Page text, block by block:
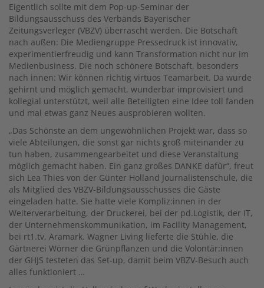
Eigentlich sollte mit dem Pop-up-Seminar der
Bildungsausschuss des Verbands Bayerischer
Zeitungsverleger (VBZV) überrascht werden. Die Botschaft
nach außen: Die Mediengruppe Pressedruck ist innovativ,
experimentierfreudig und kann Transformation nicht nur im
Medienbusiness. Die noch schönere Botschaft, besonders
nach innen: Wir können richtig virtuos Teamarbeit. Da wurde
gehirnt und möglich gemacht, wunderbar improvisiert und
kollegial unterstützt, weil alle Beteiligten eine Idee toll fanden
und mal etwas ganz Neues ausprobieren wollten.
„Das Schönste an dem ungewöhnlichen Projekt war, dass so
viele Abteilungen, die sonst gar nichts groß miteinander zu
tun haben, zusammengearbeitet und diese Veranstaltung
möglich gemacht haben. Ein ganz großes DANKE dafür“, freut
sich Lea Thies von der Günter Holland Journalistenschule, die
als Mitglied des VBZV-Bildungsausschusses die Gäste
eingeladen hatte. Sie hatte viele Kompliz:innen in der
Weiterverarbeitung, der Druckerei, bei der pd.Logistik, der IT,
der Unternehmenskommunikation, im Facility Management,
bei rt1.tv, Aramark. Wagner Living lieferte die Stühle, die
Gärtnerei Wörner die Grünpflanzen und die Volontär:innen
der GHJS testeten das Set-up, damit beim VBZV-Besuch auch
alles funktioniert …